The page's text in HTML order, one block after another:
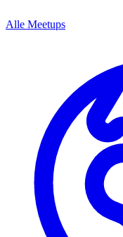
Alle Meetups